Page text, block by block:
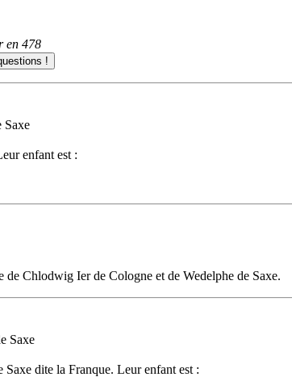
en 478
Saxe
enfant est :
de Chlodwig Ier de Cologne et de Wedelphe de Saxe.
Saxe
Saxe dite la Franque. Leur enfant est :